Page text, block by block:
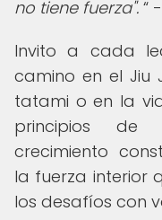
no tiene fuerza".
Invito a cada
camino en el Jiu
tatami o en la
principios de
crecimiento
la fuerza interior
los desafíos con